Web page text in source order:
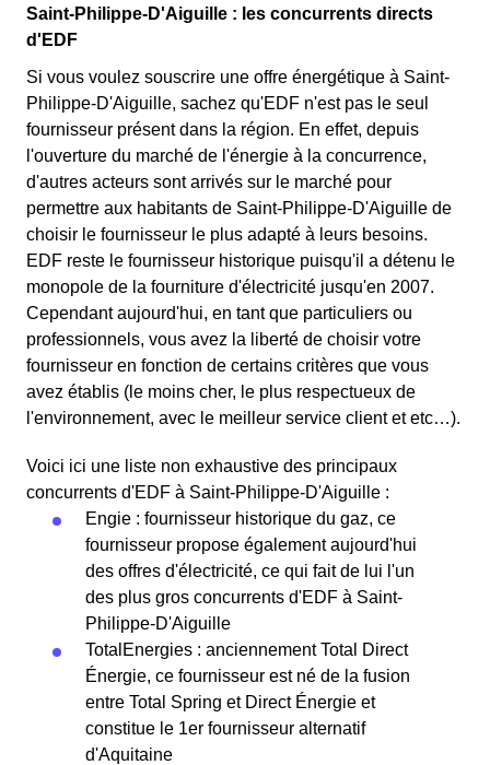
Saint-Philippe-D'Aiguille : les concurrents directs
d'EDF
Si vous voulez souscrire une offre énergétique à Saint-
Philippe-D'Aiguille, sachez qu'EDF n'est pas le seul
fournisseur présent dans la région. En effet, depuis
l'ouverture du marché de l'énergie à la concurrence,
d'autres acteurs sont arrivés sur le marché pour
permettre aux habitants de Saint-Philippe-D'Aiguille de
choisir le fournisseur le plus adapté à leurs besoins.
EDF reste le fournisseur historique puisqu'il a détenu le
monopole de la fourniture d'électricité jusqu'en 2007.
Cependant aujourd'hui, en tant que particuliers ou
professionnels, vous avez la liberté de choisir votre
fournisseur en fonction de certains critères que vous
avez établis (le moins cher, le plus respectueux de
l'environnement, avec le meilleur service client et etc…).
Voici ici une liste non exhaustive des principaux
concurrents d'EDF à Saint-Philippe-D'Aiguille :
Engie : fournisseur historique du gaz, ce
fournisseur propose également aujourd'hui
des offres d'électricité, ce qui fait de lui l'un
des plus gros concurrents d'EDF à Saint-
Philippe-D'Aiguille
TotalEnergies : anciennement Total Direct
Énergie, ce fournisseur est né de la fusion
entre Total Spring et Direct Énergie et
constitue le 1er fournisseur alternatif
d'Aquitaine